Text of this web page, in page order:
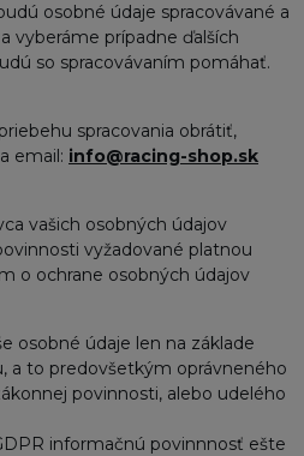
osobné údaje spracovávané a
vyberáme prípadne ďalších
so spracovávaním pomáhať.
spracovania obrátiť,
email: info@racing-shop.sk
vašich osobných údajov
vyžadované platnou
o ochrane osobných údajov
osobné údaje len na základe
a to predovšetkým oprávneného
povinnosti, alebo udelého
informačnú povinnnosť ešte